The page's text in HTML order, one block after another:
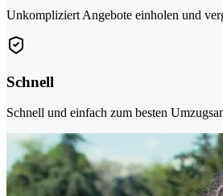
Unkompliziert Angebote einholen und
Schnell
Schnell und einfach zum besten